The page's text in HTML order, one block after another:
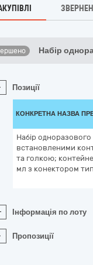
Набір
Позиції
КОНКРЕТНА НАЗВА
Набір
встановленими
та голкою;
мл з конектором
Інформація по лоту
Пропозиції